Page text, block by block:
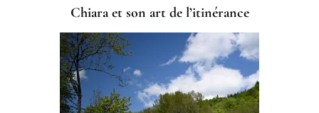
Chiara et son art de l’itinérance